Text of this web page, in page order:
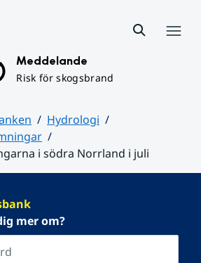
Meddelande
Risk för skogsbrand
Hydrologi
i södra Norrland i juli
mer om?